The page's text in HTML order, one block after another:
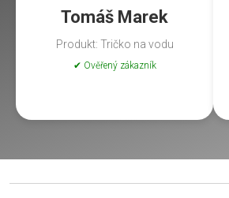
Tomáš Marek
Produkt: Tričko na vodu
✔ Ověřený zákazník